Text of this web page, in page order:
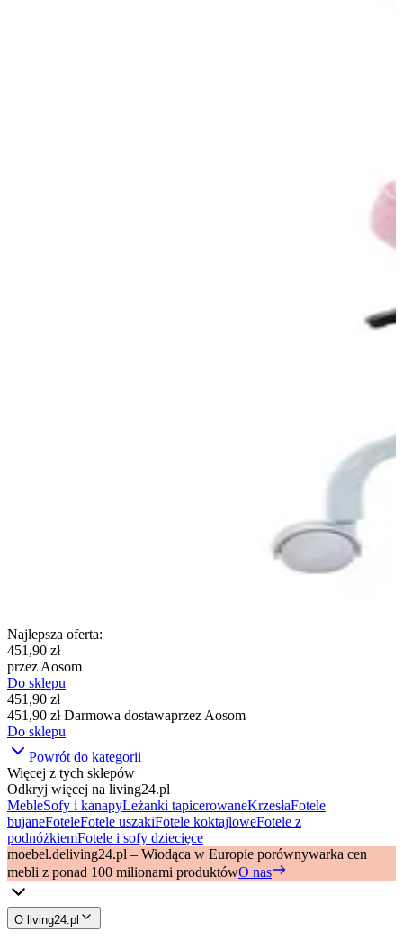
Najlepsza oferta:
451,90 zł
przez Aosom
Do sklepu
451,90 zł
451,90 złDarmowa dostawaprzez Aosom
Do sklepu
Powrót do kategorii
Więcej z tych sklepów
Odkryj więcej na living24.pl
MebleSofy i kanapyLeżanki tapicerowaneKrzesłaFotele
bujaneFoteleFotele uszakiFotele koktajloweFotele z
podnóżkiemFotele i sofy dziecięce
moebel.deliving24.pl – Wiodąca w Europie porównywarka cen
mebli z ponad 100 milionami produktówO nas
O living24.pl